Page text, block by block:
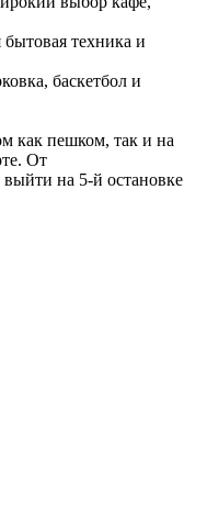
бытовая техника и
баскетбол и
как пешком, так и на
От
выйти на 5-й остановке